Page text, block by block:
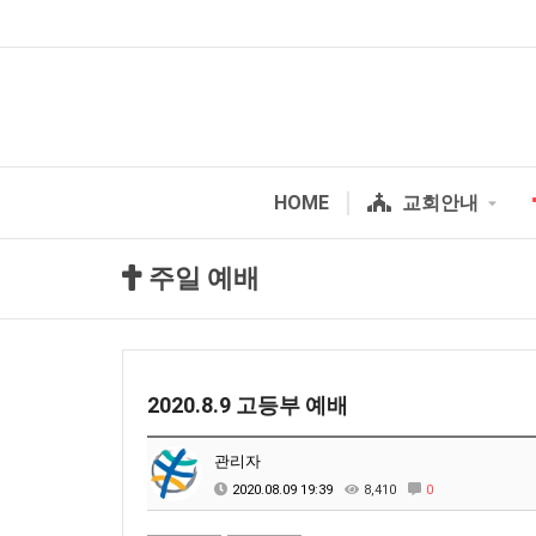
HOME 교회안내
주일 예배
2020.8.9 고등부 예배
관리자
2020.08.09 19:39 8,410 0